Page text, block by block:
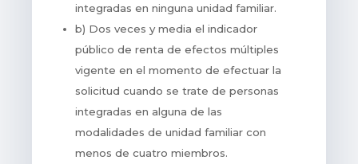
integradas en ninguna unidad familiar.
b) Dos veces y media el indicador
público de renta de efectos múltiples
vigente en el momento de efectuar la
solicitud cuando se trate de personas
integradas en alguna de las
modalidades de unidad familiar con
menos de cuatro miembros.